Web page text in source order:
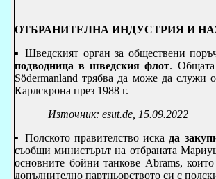
ОТБРАНИТЕЛНА ИНДУСТРИЯ И
▪Шведският орган за обществени
подводница в шведския флот. Общата
Södermanland трябва да може да служи
Карлскрона през 1988 г.
Източник: esut.de, 15.09.2022
▪ Полското правителство иска да
съобщи министърът на отбраната
основните бойни танкове Abrams,
допълнително партньорството си с